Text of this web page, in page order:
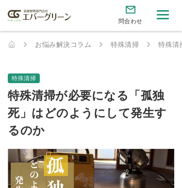
問合わせ
お悩み解決コラム 特殊清掃 特殊清
特殊清掃
特殊清掃が必要になる「孤独
死」はどのようにして発生す
るのか